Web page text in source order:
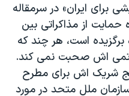
برای ايران» در سرمقاله
از مذاکراتی بين
برگزيده است، هر چند که
اتمی اش صحبت نمی کند.
شريک اش برای مطرح
ملل متحد در مورد